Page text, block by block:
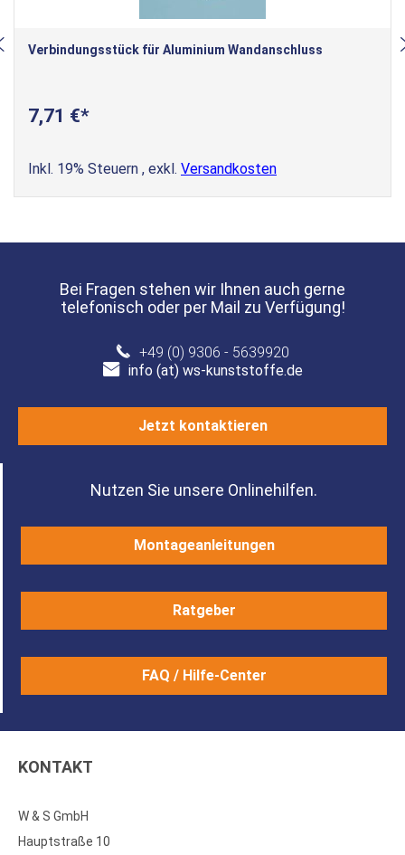
Verbindungsstück für Aluminium Wandanschluss
7,71 €
Inkl. 19% Steuern , exkl. Versandkosten
Bei Fragen stehen wir Ihnen auch gerne
telefonisch oder per Mail zu Verfügung!
+49 (0) 9306 - 5639920
info (at) ws-kunststoffe.de
Jetzt kontaktieren
Nutzen Sie unsere Onlinehilfen.
Montageanleitungen
Ratgeber
FAQ / Hilfe-Center
KONTAKT
W & S GmbH
Hauptstraße 10